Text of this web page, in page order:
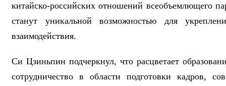
китайско-российских отношений всеобъемлющего
станут уникальной возможностью для
взаимодействия.
Си Цзиньпин подчеркнул, что расцветает
сотрудничество в области подготовки кадров,